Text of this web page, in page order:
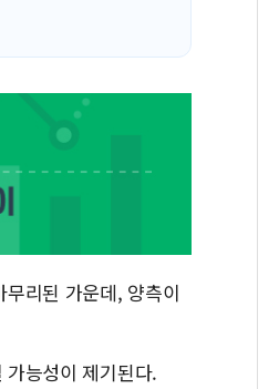
리된 가운데, 양측이
능성이 제기된다.